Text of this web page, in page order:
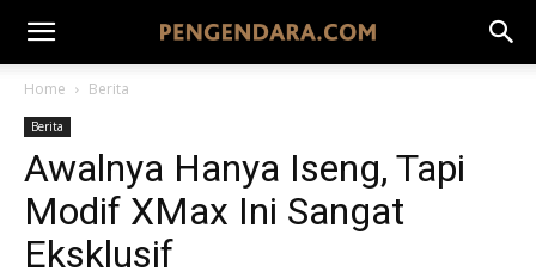
Home Berita
Berita
Awalnya Hanya Iseng, Tapi
Modif XMax Ini Sangat
Eksklusif